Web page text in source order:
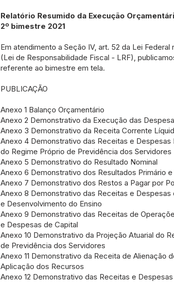
Relatório Resumido da Execução
2º bimestre 2021
Em atendimento a Seção IV, art. 52 da Lei Federal
(Lei de Responsabilidade Fiscal - LRF),
referente ao bimestre em tela.
PUBLICAÇÃO
Anexo 1 Balanço Orçamentário
Anexo 2 Demonstrativo da Execução das
Anexo 3 Demonstrativo da Receita Corrente
Anexo 4 Demonstrativo das Receitas e Despesas
do Regime Próprio de Previdência dos Servidores
Anexo 5 Demonstrativo do Resultado Nominal
Anexo 6 Demonstrativo dos Resultados Primário e
Anexo 7 Demonstrativo dos Restos a Pagar por
Anexo 8 Demonstrativo das Receitas e Despesas
e Desenvolvimento do Ensino
Anexo 9 Demonstrativo das Receitas de
e Despesas de Capital
Anexo 10 Demonstrativo da Projeção Atuarial do
de Previdência dos Servidores
Anexo 11 Demonstrativo da Receita de Alienação
Aplicação dos Recursos
Anexo 12 Demonstrativo das Receitas e